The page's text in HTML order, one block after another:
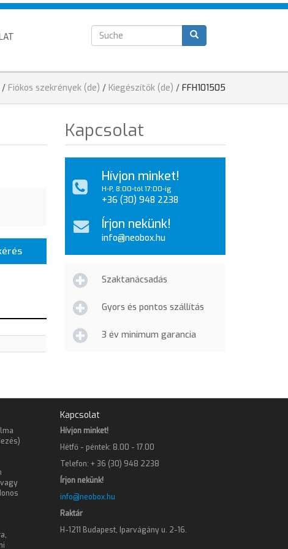
Suchformular
/ Fiókos szekrények (de) / Kiegészítők (de) / FFH101505
Kapcsolat
Hívjon minket!
H-P, 8:00-tól 17:00-ig
+36 (30) 948 2238
Írjon nekünk!
info@neobox.hu
Szaktanácsadás
Gyors és pontos szállítás
3 év minimum garancia
Kapcsolat
Hívjon minket!
Hétfő - péntek: 8.00 - 17.00
Telefon: + 36 (30) 948 2238
Írjon nekünk!
info@neobox.hu
Raktár
H-1211 Budapest, Iparvágány u. 2-16.